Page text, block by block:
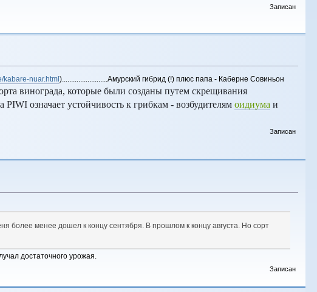
Записан
kabare-nuar.html).........................Амурский гибрид (!) плюс папа - Каберне Совиньон
винограда, которые были созданы путем скрещивания
означает устойчивость к грибкам - возбудителям оидиума и
Записан
более менее дошел к концу сентября. В прошлом к концу августа. Но сорт
достаточного урожая.
Записан